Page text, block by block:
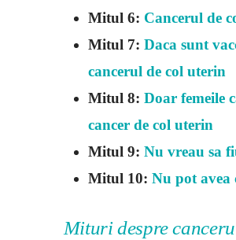
Mitul 6: Cancerul de
Mitul 7:Daca sunt
cancerul de col uterin
Mitul 8:Doar femeile
cancer de col uterin
Mitul 9:Nu vreau sa
Mitul 10:Nu pot avea
Mituri despre